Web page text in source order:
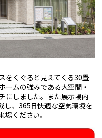
をくぐると見えてくる30畳
ームの強みである大空間・
にしました。また展示場内
し、365日快適な空気環境を
ください。